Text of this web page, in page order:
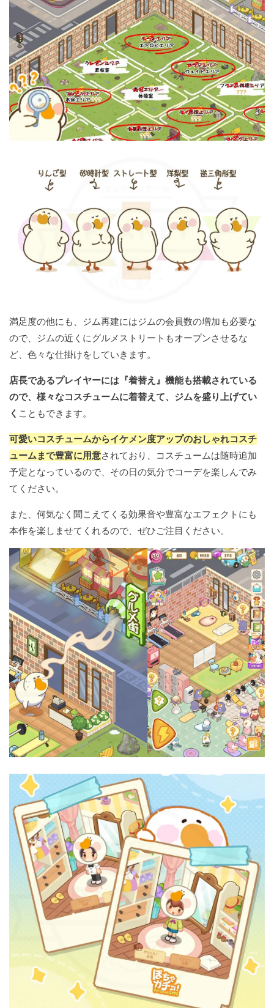
満足度の他にも、ジム再建にはジムの会員数の増加も必要な
ので、ジムの近くにグルメストリートもオープンさせるな
ど、色々な仕掛けをしていきます。
店長であるプレイヤーには『着替え』機能も搭載されている
ので、様々なコスチュームに着替えて、ジムを盛り上げてい
く こともできます。
可愛いコスチュームからイケメン度アップのおしゃれコスチ
ュームまで豊富に用意されており、コスチュームは随時追加
予定となっているので、その日の気分でコーデを楽しんでみ
てください。
また、何気なく聞こえてくる効果音や豊富なエフェクトにも
本作を楽しませてくれるので、ぜひご注目ください。